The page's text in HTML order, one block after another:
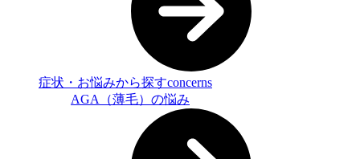
症状・お悩みから探すconcerns
AGA（薄毛）の悩み